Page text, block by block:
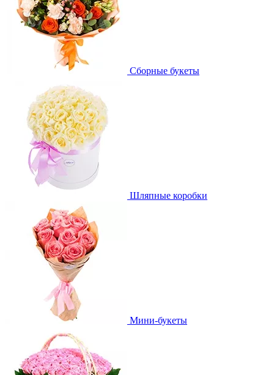
Сборные букеты
Шляпные коробки
Мини-букеты